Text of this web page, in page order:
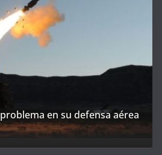
en su defensa aérea